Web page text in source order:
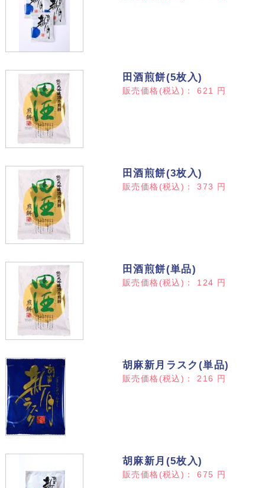
田酒煎餅(5枚入)
販売価格(税込)：621 円
田酒煎餅(3枚入)
販売価格(税込)：373 円
田酒煎餅(単品)
販売価格(税込)： 124 円
胡麻新月ラスク(単品)
販売価格(税込)： 216 円
胡麻新月(5枚入)
販売価格(税込)：675 円